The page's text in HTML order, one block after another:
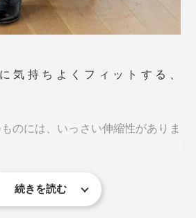
ジュと、ブラック×ベージュ
、日本に現存する“最古の紙”であ
』は、洗っても破れない、
んでいます。
和紙」を、1.5mm幅の「スリット
、細く、細く、こより状に撚るこ
気持ちよくフィットする、
のには、いっさい伸縮性がありま
続きを読む